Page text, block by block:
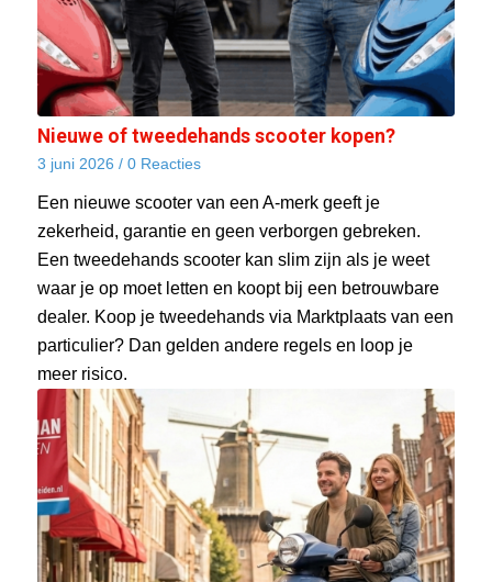
Nieuwe of tweedehands scooter kopen?
3 juni 2026 / 0 Reacties
Een nieuwe scooter van een A-merk geeft je
zekerheid, garantie en geen verborgen gebreken.
Een tweedehands scooter kan slim zijn als je weet
waar je op moet letten en koopt bij een betrouwbare
dealer. Koop je tweedehands via Marktplaats van een
particulier? Dan gelden andere regels en loop je
meer risico.